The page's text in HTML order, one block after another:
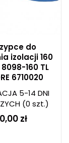
do
izolacji 160
160 TL
6710020
5-14 DNI
(0 szt.)
zł